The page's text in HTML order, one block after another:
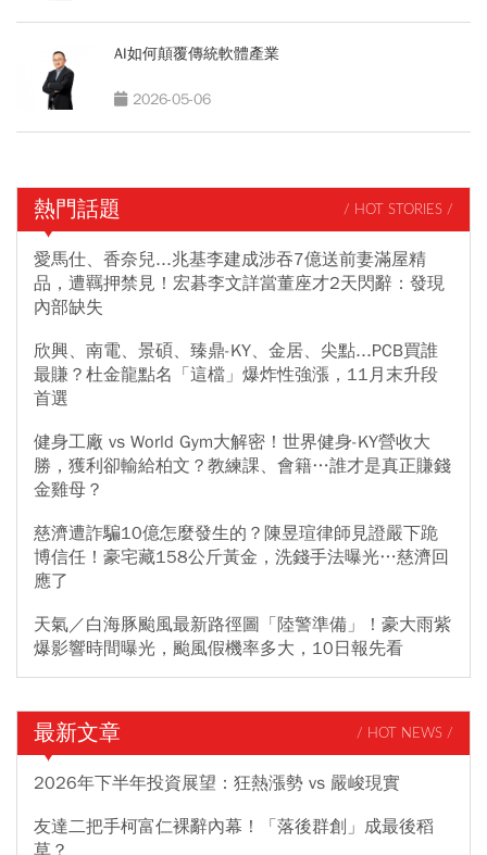
AI如何顛覆傳統軟體產業
2026-05-06
熱門話題 / HOT STORIES /
愛馬仕、香奈兒...兆基李建成涉吞7億送前妻滿屋精
品，遭羈押禁見！宏碁李文詳當董座才2天閃辭：發現
內部缺失
欣興、南電、景碩、臻鼎-KY、金居、尖點...PCB買誰
最賺？杜金龍點名「這檔」爆炸性強漲，11月末升段
首選
健身工廠 vs World Gym大解密！世界健身-KY營收大
勝，獲利卻輸給柏文？教練課、會籍…誰才是真正賺錢
金雞母？
慈濟遭詐騙10億怎麼發生的？陳昱瑄律師見證嚴下跪
博信任！豪宅藏158公斤黃金，洗錢手法曝光…慈濟回
應了
天氣／白海豚颱風最新路徑圖「陸警準備」！豪大雨紫
爆影響時間曝光，颱風假機率多大，10日報先看
最新文章 / HOT NEWS /
2026年下半年投資展望：狂熱漲勢 vs 嚴峻現實
友達二把手柯富仁裸辭內幕！「落後群創」成最後稻